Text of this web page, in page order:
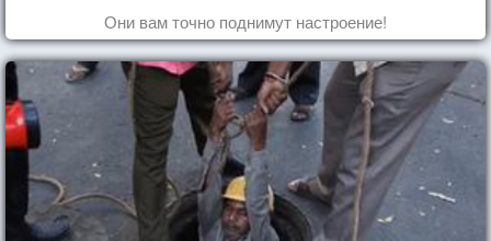
Они вам точно поднимут настроение!